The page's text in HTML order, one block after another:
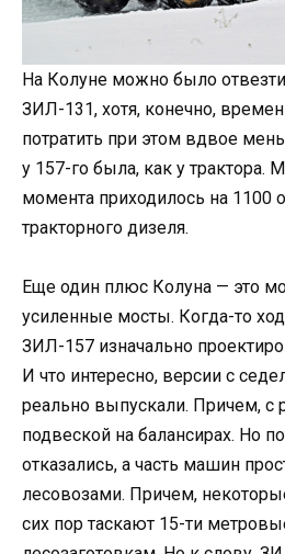
На Колуне можно было отвезти
ЗИЛ-131, хотя, конечно,
потратить при этом вдвое
у 157-го была, как у трактора.
момента приходилось на 1100
тракторного дизеля.
Еще один плюс Колуна — это
усиленные мосты. Когда-то
ЗИЛ-157 изначально
И что интересно, версии с
реально выпускали. Причем, с
подвеской на балансирах. Но
отказались, а часть машин
лесовозами. Причем,
сих пор таскают 15-ти